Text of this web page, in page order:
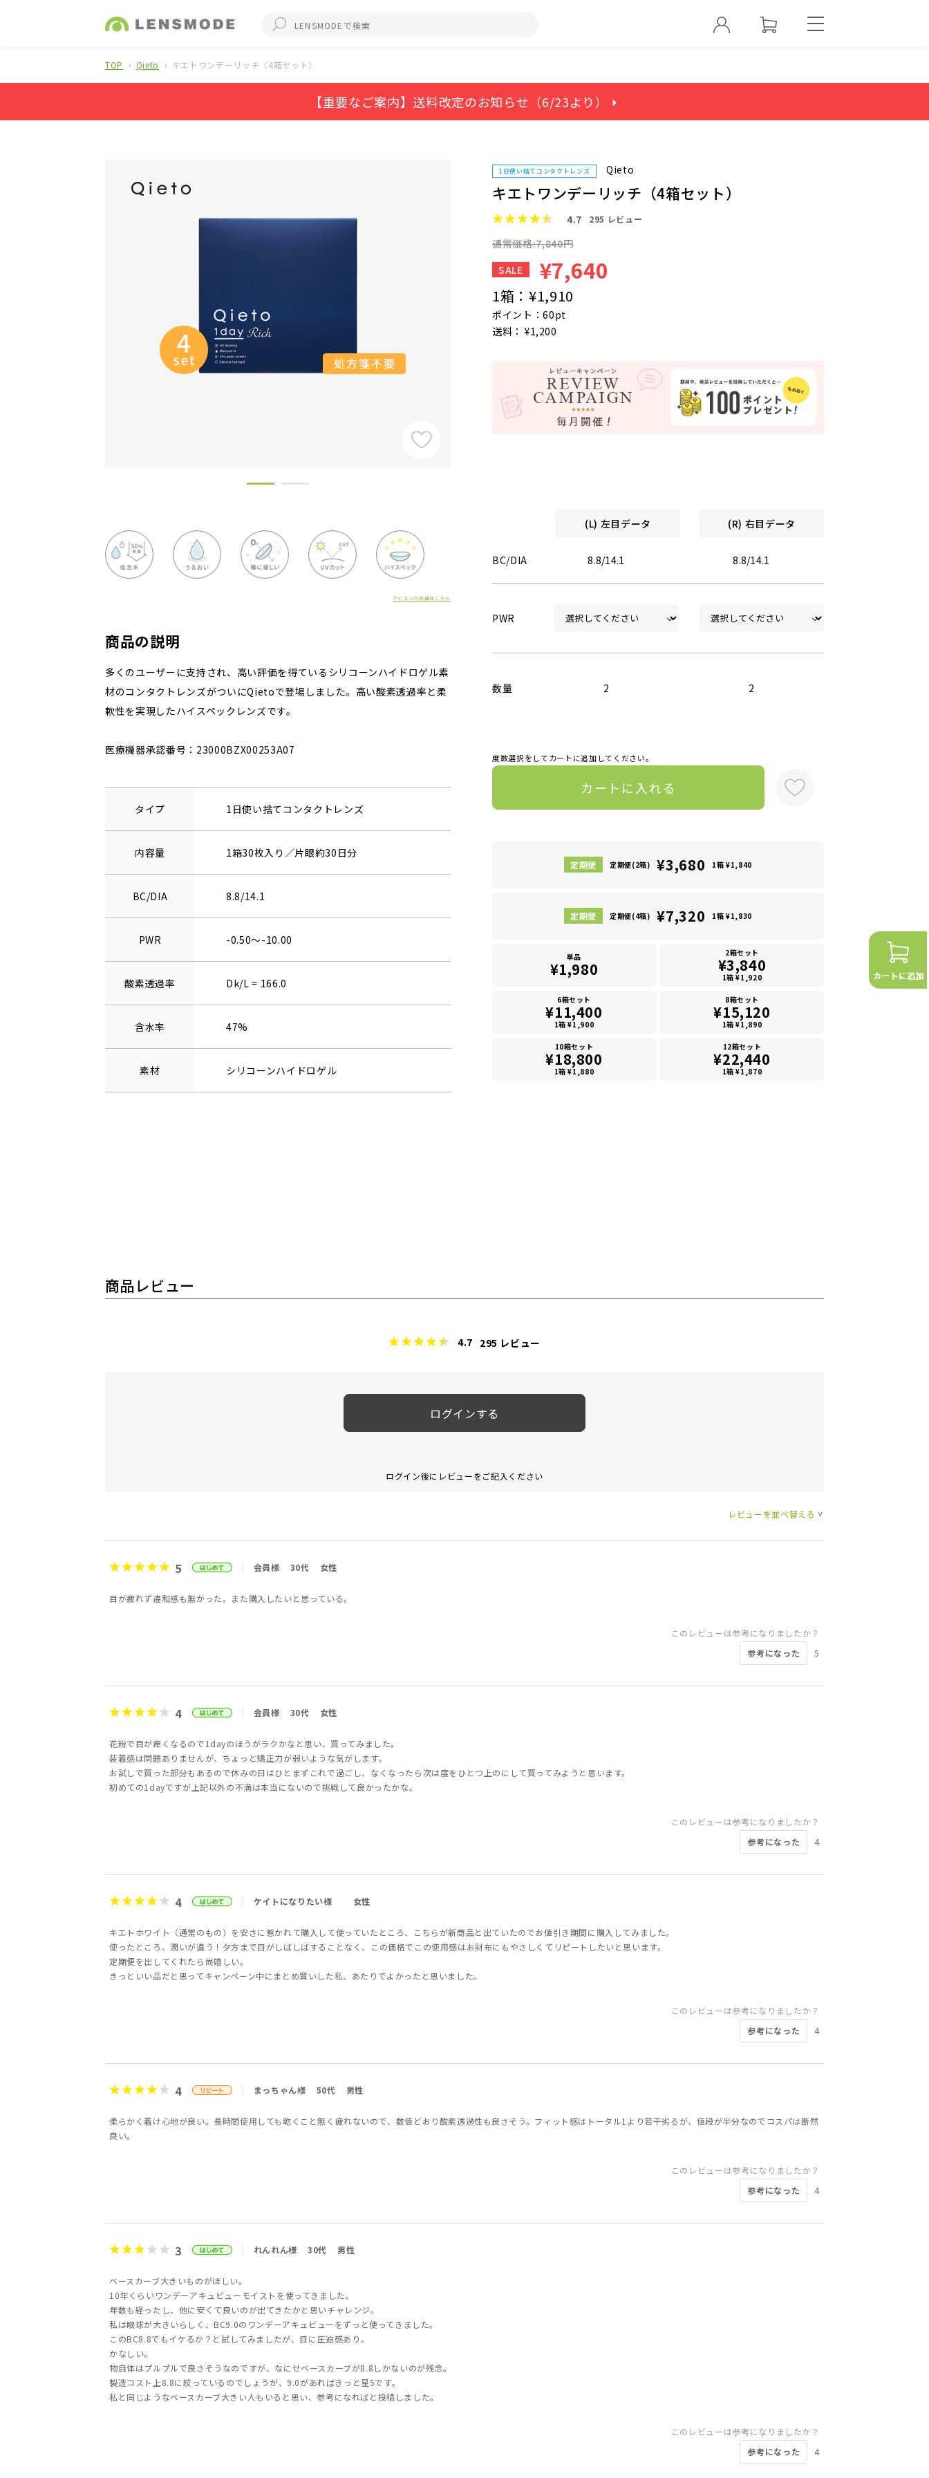
TOP Qieto キエトワンデーリッチ（4箱セット）
【重要なご案内】送料改定のお知らせ（6/23より） ⏵
アイコンの詳細はこちら
商品の説明
多くのユーザーに支持され、高い評価を得ているシリコーンハイドロゲル素
材のコンタクトレンズがついにQietoで登場しました。高い酸素透過率と柔
軟性を実現したハイスペックレンズです。
医療機器承認番号：23000BZX00253A07
タイプ 1日使い捨てコンタクトレンズ
内容量 1箱30枚入り／片眼約30日分
BC/DIA 8.8/14.1
PWR -0.50～-10.00
酸素透過率 Dk/L = 166.0
含水率 47%
素材 シリコーンハイドロゲル
1日使い捨てコンタクトレンズ Qieto
キエトワンデーリッチ（4箱セット）
4.7 295 レビュー
通常価格:7,840円
SALE
¥7,640
1箱： ¥1,910
ポイント：60pt
送料： ¥1,200
(L) 左目データ (R) 右目データ
BC/DIA 8.8/14.1 8.8/14.1
PWR
数量 2 2
度数選択をしてカートに追加してください。
カートに入れる
定期便(2箱) ¥3,680 1箱 ¥1,840
定期便(4箱) ¥7,320 1箱 ¥1,830
単品
¥1,980
2箱セット
¥3,840
1箱 ¥1,920
6箱セット
¥11,400
1箱 ¥1,900
8箱セット
¥15,120
1箱 ¥1,890
10箱セット
¥18,800
1箱 ¥1,880
12箱セット
¥22,440
1箱 ¥1,870
商品レビュー
4.7 295 レビュー
ログインする
ログイン後にレビューをご記入ください
レビューを並べ替える >
5 会員様 30代 女性
目が疲れず違和感も無かった。また購入したいと思っている。
このレビューは参考になりましたか？
参考になった
5
4 会員様 30代 女性
花粉で目が痒くなるので1dayのほうがラクかなと思い、買ってみました。
装着感は問題ありませんが、ちょっと矯正力が弱いような気がします。
お試しで買った部分もあるので休みの日はひとまずこれで過ごし、なくなったら次は度をひとつ上のにして買ってみようと思います。
初めての1dayですが上記以外の不満は本当にないので挑戦して良かったかな。
このレビューは参考になりましたか？
参考になった
4
4 ケイトになりたい様 女性
キエトホワイト（通常のもの）を安さに惹かれて購入して使っていたところ、こちらが新商品と出ていたのでお値引き期間に購入してみました。
使ったところ、潤いが違う！夕方まで目がしばしばすることなく、この価格でこの使用感はお財布にもやさしくてリピートしたいと思います。
定期便を出してくれたら尚嬉しい。
きっといい品だと思ってキャンペーン中にまとめ買いした私、あたりでよかったと思いました。
このレビューは参考になりましたか？
参考になった
4
4 まっちゃん様 50代 男性
柔らかく着け心地が良い。長時間使用しても乾くこと無く疲れないので、数値どおり酸素透過性も良さそう。フィット感はトータル1より若干劣るが、値段が半分なのでコスパは断然
良い。
このレビューは参考になりましたか？
参考になった
4
3 れんれん様 30代 男性
ベースカーブ大きいものがほしい。
10年くらいワンデーアキュビューモイストを使ってきました。
年数も経ったし、他に安くて良いのが出てきたかと思いチャレンジ。
私は眼球が大きいらしく、BC9.0のワンデーアキュビューをずっと使ってきました。
このBC8.8でもイケるか？と試してみましたが、目に圧迫感あり。
かなしい。
物自体はプルプルで良さそうなのですが、なにせベースカーブが8.8しかないのが残念。
製造コスト上8.8に絞っているのでしょうが、9.0があればきっと星5です。
私と同じようなベースカーブ大きい人もいると思い、参考になればと投稿しました。
このレビューは参考になりましたか？
参考になった
4